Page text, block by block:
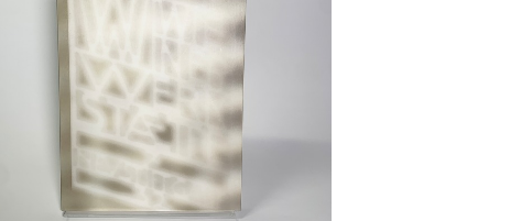
「ウィーン工房 1903-1932：モダニズムの装
飾的精神」展図録
¥900